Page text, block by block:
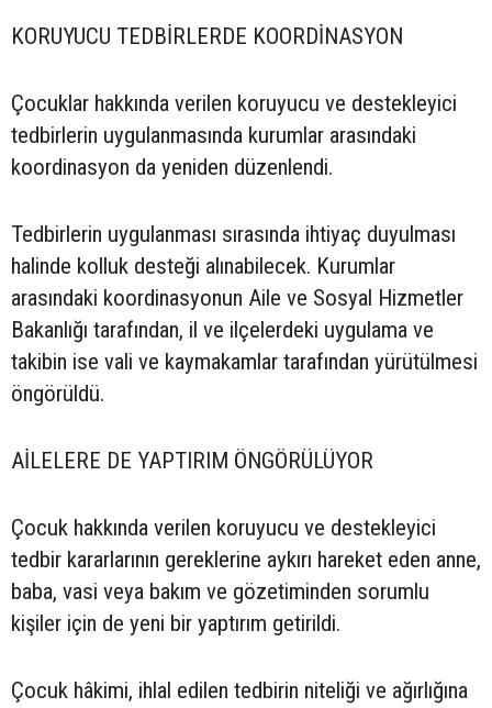
KORUYUCU TEDBİRLERDE KOORDİNASYON
Çocuklar hakkında verilen koruyucu ve destekleyici
tedbirlerin uygulanmasında kurumlar arasındaki
koordinasyon da yeniden düzenlendi.
Tedbirlerin uygulanması sırasında ihtiyaç duyulması
halinde kolluk desteği alınabilecek. Kurumlar
arasındaki koordinasyonun Aile ve Sosyal Hizmetler
Bakanlığı tarafından, il ve ilçelerdeki uygulama ve
takibin ise vali ve kaymakamlar tarafından yürütülmesi
öngörüldü.
AİLELERE DE YAPTIRIM ÖNGÖRÜLÜYOR
Çocuk hakkında verilen koruyucu ve destekleyici
tedbir kararlarının gereklerine aykırı hareket eden anne,
baba, vasi veya bakım ve gözetiminden sorumlu
kişiler için de yeni bir yaptırım getirildi.
Çocuk hâkimi, ihlal edilen tedbirin niteliği ve ağırlığına